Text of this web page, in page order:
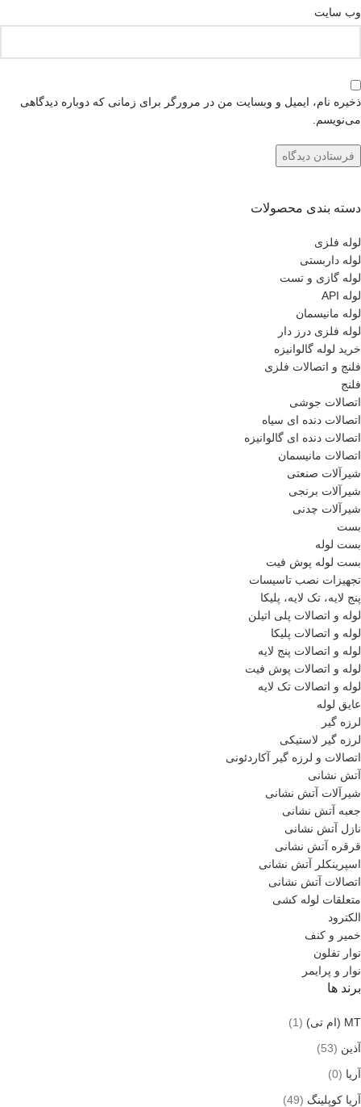
وب‌ سایت
ذخیره نام، ایمیل و وبسایت من در مرورگر برای زمانی که دوباره دیدگاهی
می‌نویسم.
دسته بندی محصولات
لوله فلزی
لوله داربستی
لوله گازی و تست
لوله API
لوله مانیسمان
لوله فلزی درز دار
خرید لوله گالوانیزه
فلنج و اتصالات فلزی
فلنج
اتصالات جوشی
اتصالات دنده ای سیاه
اتصالات دنده ای گالوانیزه
اتصالات مانیسمان
شیرآلات صنعتی
شیرآلات برنجی
شیرآلات چدنی
بست
بست لوله
بست لوله پوش فیت
تجهیزات نصب تاسیسات
پنج لایه، تک لایه، پلیکا
لوله و اتصالات پلی اتیلن
لوله و اتصالات پلیکا
لوله و اتصالات پنج لایه
لوله و اتصالات پوش فیت
لوله و اتصالات تک لایه
عایق لوله
لرزه گیر
لرزه گیر لاستیکی
اتصالات و لرزه گیر آکاردئونی
آتش نشانی
شیرآلات آتش نشانی
جعبه آتش نشانی
نازل آتش نشانی
قرقره آتش نشانی
اسپرینکلر آتش نشانی
اتصالات آتش نشانی
متعلقات لوله کشی
الکترود
خمیر و کنف
نوار تفلون
نوار و پرایمر
برند ها
MT (ام تی)
(1)
آذین (53)
آریا (0)
آریا کوپلینگ (49)